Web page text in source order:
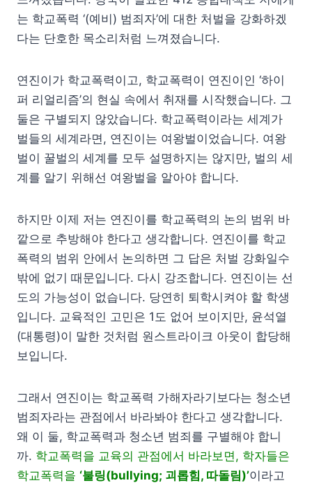
는 학교폭력 ‘(예비) 범죄자’에 대한 처벌을 강화하겠
다는 단호한 목소리처럼 느껴졌습니다.
연진이가 학교폭력이고, 학교폭력이 연진이인 ‘하이
퍼 리얼리즘’의 현실 속에서 취재를 시작했습니다. 그
둘은 구별되지 않았습니다. 학교폭력이라는 세계가
벌들의 세계라면, 연진이는 여왕벌이었습니다. 여왕
벌이 꿀벌의 세계를 모두 설명하지는 않지만, 벌의 세
계를 알기 위해선 여왕벌을 알아야 합니다.
하지만 이제 저는 연진이를 학교폭력의 논의 범위 바
깥으로 추방해야 한다고 생각합니다. 연진이를 학교
폭력의 범위 안에서 논의하면 그 답은 처벌 강화일수
밖에 없기 때문입니다. 다시 강조합니다. 연진이는 선
도의 가능성이 없습니다. 당연히 퇴학시켜야 할 학생
입니다. 교육적인 고민은 1도 없어 보이지만, 윤석열
(대통령)이 말한 것처럼 원스트라이크 아웃이 합당해
보입니다.
그래서 연진이는 학교폭력 가해자라기보다는 청소년
범죄자라는 관점에서 바라봐야 한다고 생각합니다.
왜 이 둘, 학교폭력과 청소년 범죄를 구별해야 합니
까. 학교폭력을 교육의 관점에서 바라보면, 학자들은
학교폭력을 ‘불링(bullying; 괴롭힘, 따돌림)’이라고